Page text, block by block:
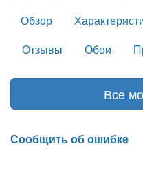
Обзор
Отзывы
Обои
Все
Сообщить об ошибке